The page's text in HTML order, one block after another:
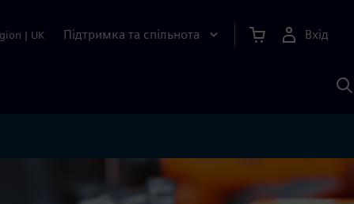
| UK Підтримка та спільнота Вхід